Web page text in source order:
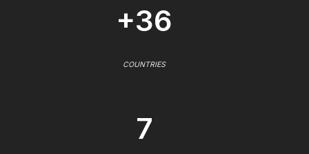
+36
COUNTRIES
7